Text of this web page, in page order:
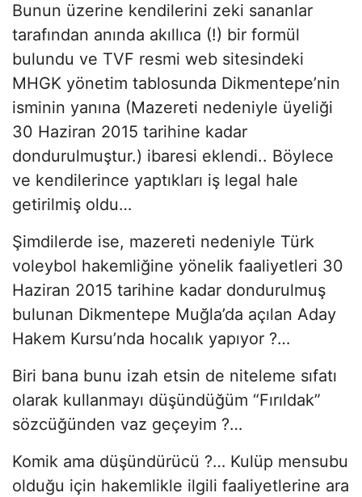
Bunun üzerine kendilerini zeki sananlar
tarafından anında akıllıca (!) bir formül
bulundu ve TVF resmi web sitesindeki
MHGK yönetim tablosunda Dikmentepe’nin
isminin yanına (Mazereti nedeniyle üyeliği
30 Haziran 2015 tarihine kadar
dondurulmuştur.) ibaresi eklendi.. Böylece
ve kendilerince yaptıkları iş legal hale
getirilmiş oldu…
Şimdilerde ise, mazereti nedeniyle Türk
voleybol hakemliğine yönelik faaliyetleri 30
Haziran 2015 tarihine kadar dondurulmuş
bulunan Dikmentepe Muğla’da açılan Aday
Hakem Kursu’nda hocalık yapıyor ?…
Biri bana bunu izah etsin de niteleme sıfatı
olarak kullanmayı düşündüğüm “Fırıldak”
sözcüğünden vaz geçeyim ?…
Komik ama düşündürücü ?… Kulüp mensubu
olduğu için hakemlikle ilgili faaliyetlerine ara